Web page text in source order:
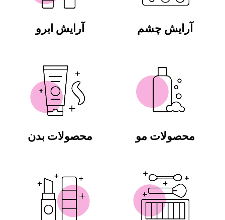
آرایش چشم
محصولات مو
آرایش ابرو
محصولات بدن